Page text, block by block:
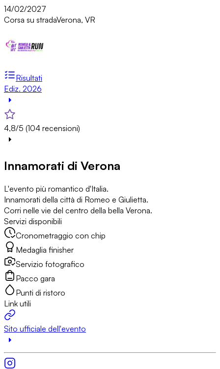
14/02/2027
Corsa su stradaVerona, VR
Risultati
Ediz. 2026
4,8/5 (104 recensioni)
Innamorati di Verona
L'evento più romantico d'Italia.
Innamorati della città di Romeo e Giulietta.
Corri nelle vie del centro della bella Verona.
Servizi disponibili
Cronometraggio con chip
Medaglia finisher
Servizio fotografico
Pacco gara
Punti di ristoro
Link utili
Sito ufficiale dell'evento